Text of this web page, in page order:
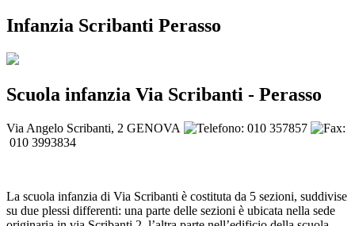
Infanzia Scribanti Perasso
Scuola infanzia Via Scribanti - Perasso
Via Angelo Scribanti, 2 GENOVA
010 357857
010 3993834
La scuola infanzia di Via Scribanti è costituta da 5 sezioni, suddivise
su due plessi differenti: una parte delle sezioni è ubicata nella sede